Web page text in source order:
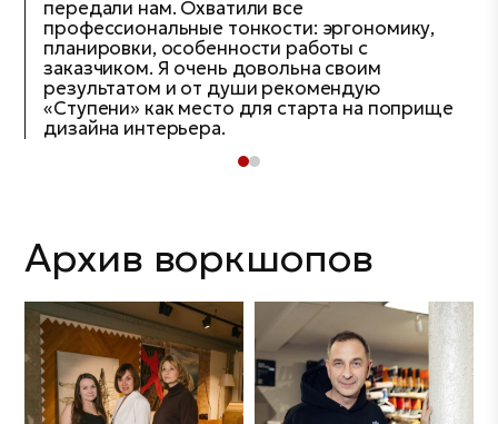
согласие на обработку
персональных данных.
Подробнее об обработке
данных вПолитике
передали нам. Охватили все
профессиональные тонкости: эргономику,
планировки, особенности работы с
заказчиком. Я очень довольна своим
результатом и от души рекомендую
«Ступени» как место для старта на поприще
дизайна интерьера.
Архив воркшопов